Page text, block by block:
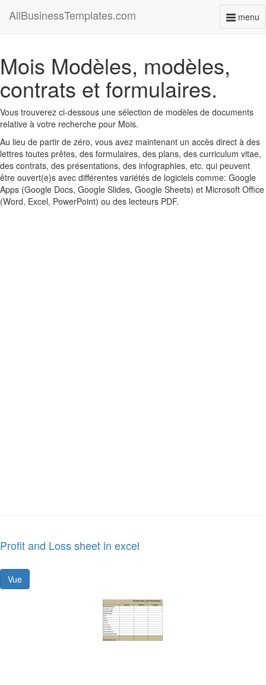
menu
AllBusinessTemplates.com
Mois Modèles, modèles,
contrats et formulaires.
Vous trouverez ci-dessous une sélection de modèles de documents
relative à votre recherche pour Mois.
Au lieu de partir de zéro, vous avez maintenant un accès direct à des
lettres toutes prêtes, des formulaires, des plans, des curriculum vitae,
des contrats, des présentations, des infographies, etc. qui peuvent
être ouvert(e)s avec différentes variétés de logiciels comme: Google
Apps (Google Docs, Google Slides, Google Sheets) et Microsoft Office
(Word, Excel, PowerPoint) ou des lecteurs PDF.
Profit and Loss sheet in excel
Vue